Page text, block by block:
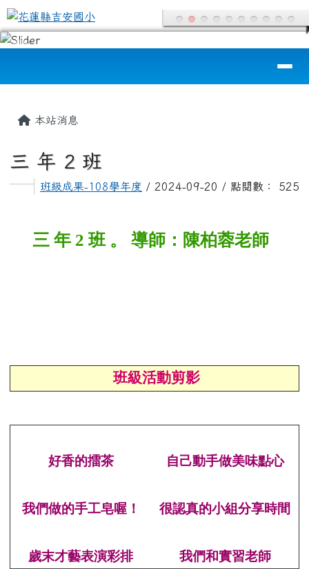
跳至主內容區
花蓮縣吉安國小
本站消息
三 年 2 班
班級成果-108學年度 / 2024-09-20 / 點閱數： 525
三 年 2 班 。 導師：陳柏蓉老師
班級活動剪影
好香的擂茶 自己動手做美味點心
我們做的手工皂喔！ 很認真的小組分享時間
歲末才藝表演彩排 我們和實習老師